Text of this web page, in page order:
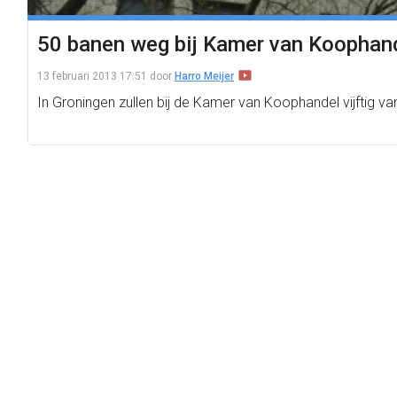
50 banen weg bij Kamer van
13 februari 2013 17:51 door Harro Meijer
In Groningen zullen bij de Kamer van Koophandel vijftig